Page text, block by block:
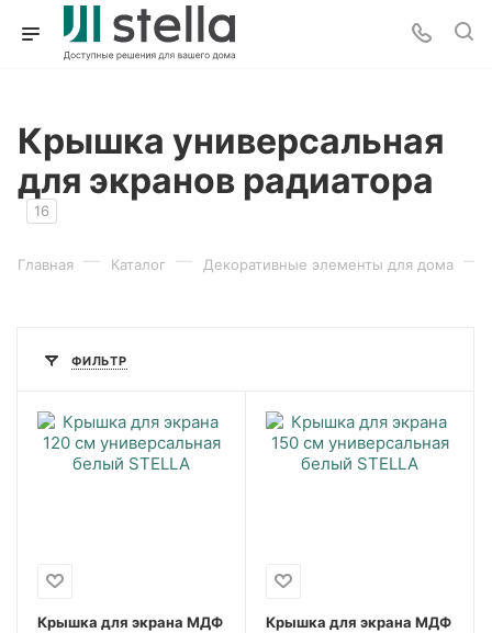
Крышка универсальная
для экранов радиатора
16
Главная — Каталог — Декоративные элементы для дома —
ФИЛЬТР
Крышка для экрана МДФ
Крышка для экрана МДФ